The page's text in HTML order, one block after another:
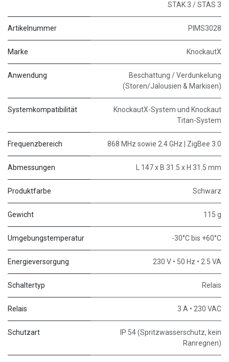
STAK 3 / STAS 3
Artikelnummer PIMS3028
Marke KnockautX
Anwendung
Beschattung / Verdunkelung
(Storen/Jalousien & Markisen)
Systemkompatibilität
KnockautX-System und Knockaut
Titan-System
Frequenzbereich 868 MHz sowie 2.4 GHz | ZigBee 3.0
Abmessungen L 147 x B 31.5 x H 31.5 mm
Produktfarbe Schwarz
Gewicht 115 g
Umgebungstemperatur -30°C bis +60°C
Energieversorgung 230 V • 50 Hz • 2.5 VA
Schaltertyp Relais
Relais 3 A • 230 VAC
Schutzart
IP 54 (Spritzwasserschutz, kein
Ranregnen)